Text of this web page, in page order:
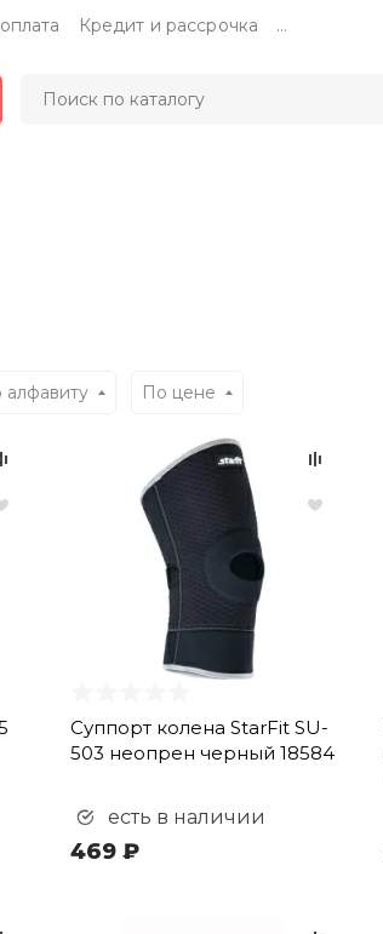
Кредит и рассрочка ...
алфавиту По цене
Суппорт колена StarFit SU-
503 неопрен черный 18584
есть в наличии
469 ₽